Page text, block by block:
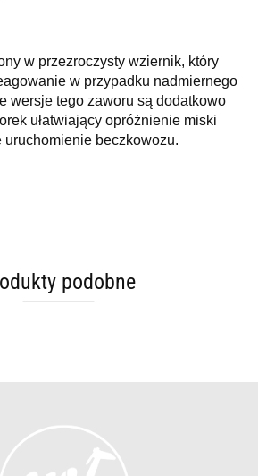
w przezroczysty wziernik, który
w przypadku nadmiernego
wersje tego zaworu są dodatkowo
ułatwiający opróżnienie miski
beczkowozu.
podobne